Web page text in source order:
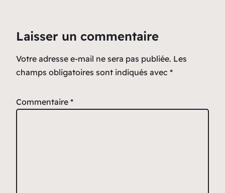
Laisser un commentaire
Votre adresse e-mail ne sera pas publiée. Les
champs obligatoires sont indiqués avec *
Commentaire *